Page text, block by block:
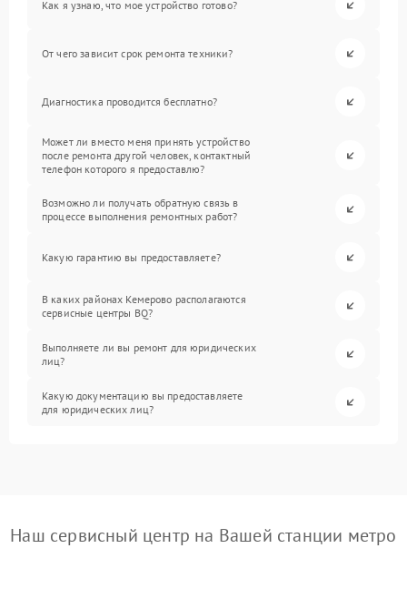
Как я узнаю, что мое устройство готово?
От чего зависит срок ремонта техники?
Диагностика проводится бесплатно?
Может ли вместо меня принять устройство
после ремонта другой человек, контактный
телефон которого я предоставлю?
Возможно ли получать обратную связь в
процессе выполнения ремонтных работ?
Какую гарантию вы предоставляете?
В каких районах Кемерово располагаются
сервисные центры BQ?
Выполняете ли вы ремонт для юридических
лиц?
Какую документацию вы предоставляете
для юридических лиц?
Наш сервисный центр на Вашей станции метро